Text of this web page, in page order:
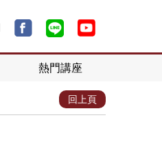
熱門講座
回上頁